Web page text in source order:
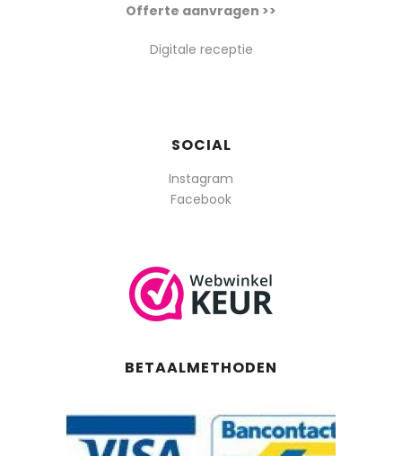
Offerte aanvragen >>
Digitale receptie
SOCIAL
Instagram
Facebook
BETAALMETHODEN